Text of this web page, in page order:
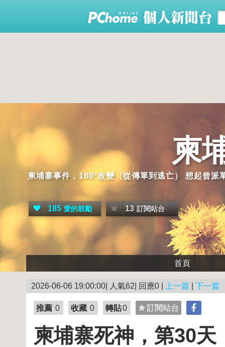
柬
柬埔寨事件，180º改變（從傳單到逃亡） 想起曾
185 愛的鼓勵 13 訂閱站台
首頁
2026-06-06 19:00:00| 人氣62| 回應0 | 上一篇 下一篇
推薦 0 收藏 0 轉貼0 訂閱站台
柬埔寨死神，第30天